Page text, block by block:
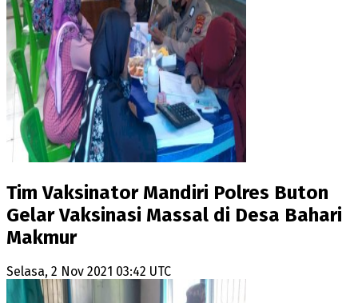
Tim Vaksinator Mandiri Polres Buton
Gelar Vaksinasi Massal di Desa Bahari
Makmur
Selasa, 2 Nov 2021 03:42 UTC